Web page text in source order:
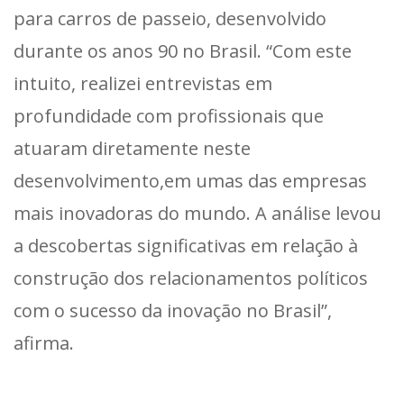
para carros de passeio, desenvolvido
durante os anos 90 no Brasil. “Com este
intuito, realizei entrevistas em
profundidade com profissionais que
atuaram diretamente neste
desenvolvimento,em umas das empresas
mais inovadoras do mundo. A análise levou
a descobertas significativas em relação à
construção dos relacionamentos políticos
com o sucesso da inovação no Brasil”,
afirma.